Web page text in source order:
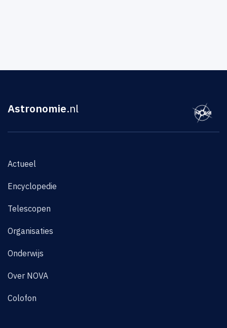
Astronomie.nl
Actueel
Encyclopedie
Telescopen
Organisaties
Onderwijs
Over NOVA
Colofon